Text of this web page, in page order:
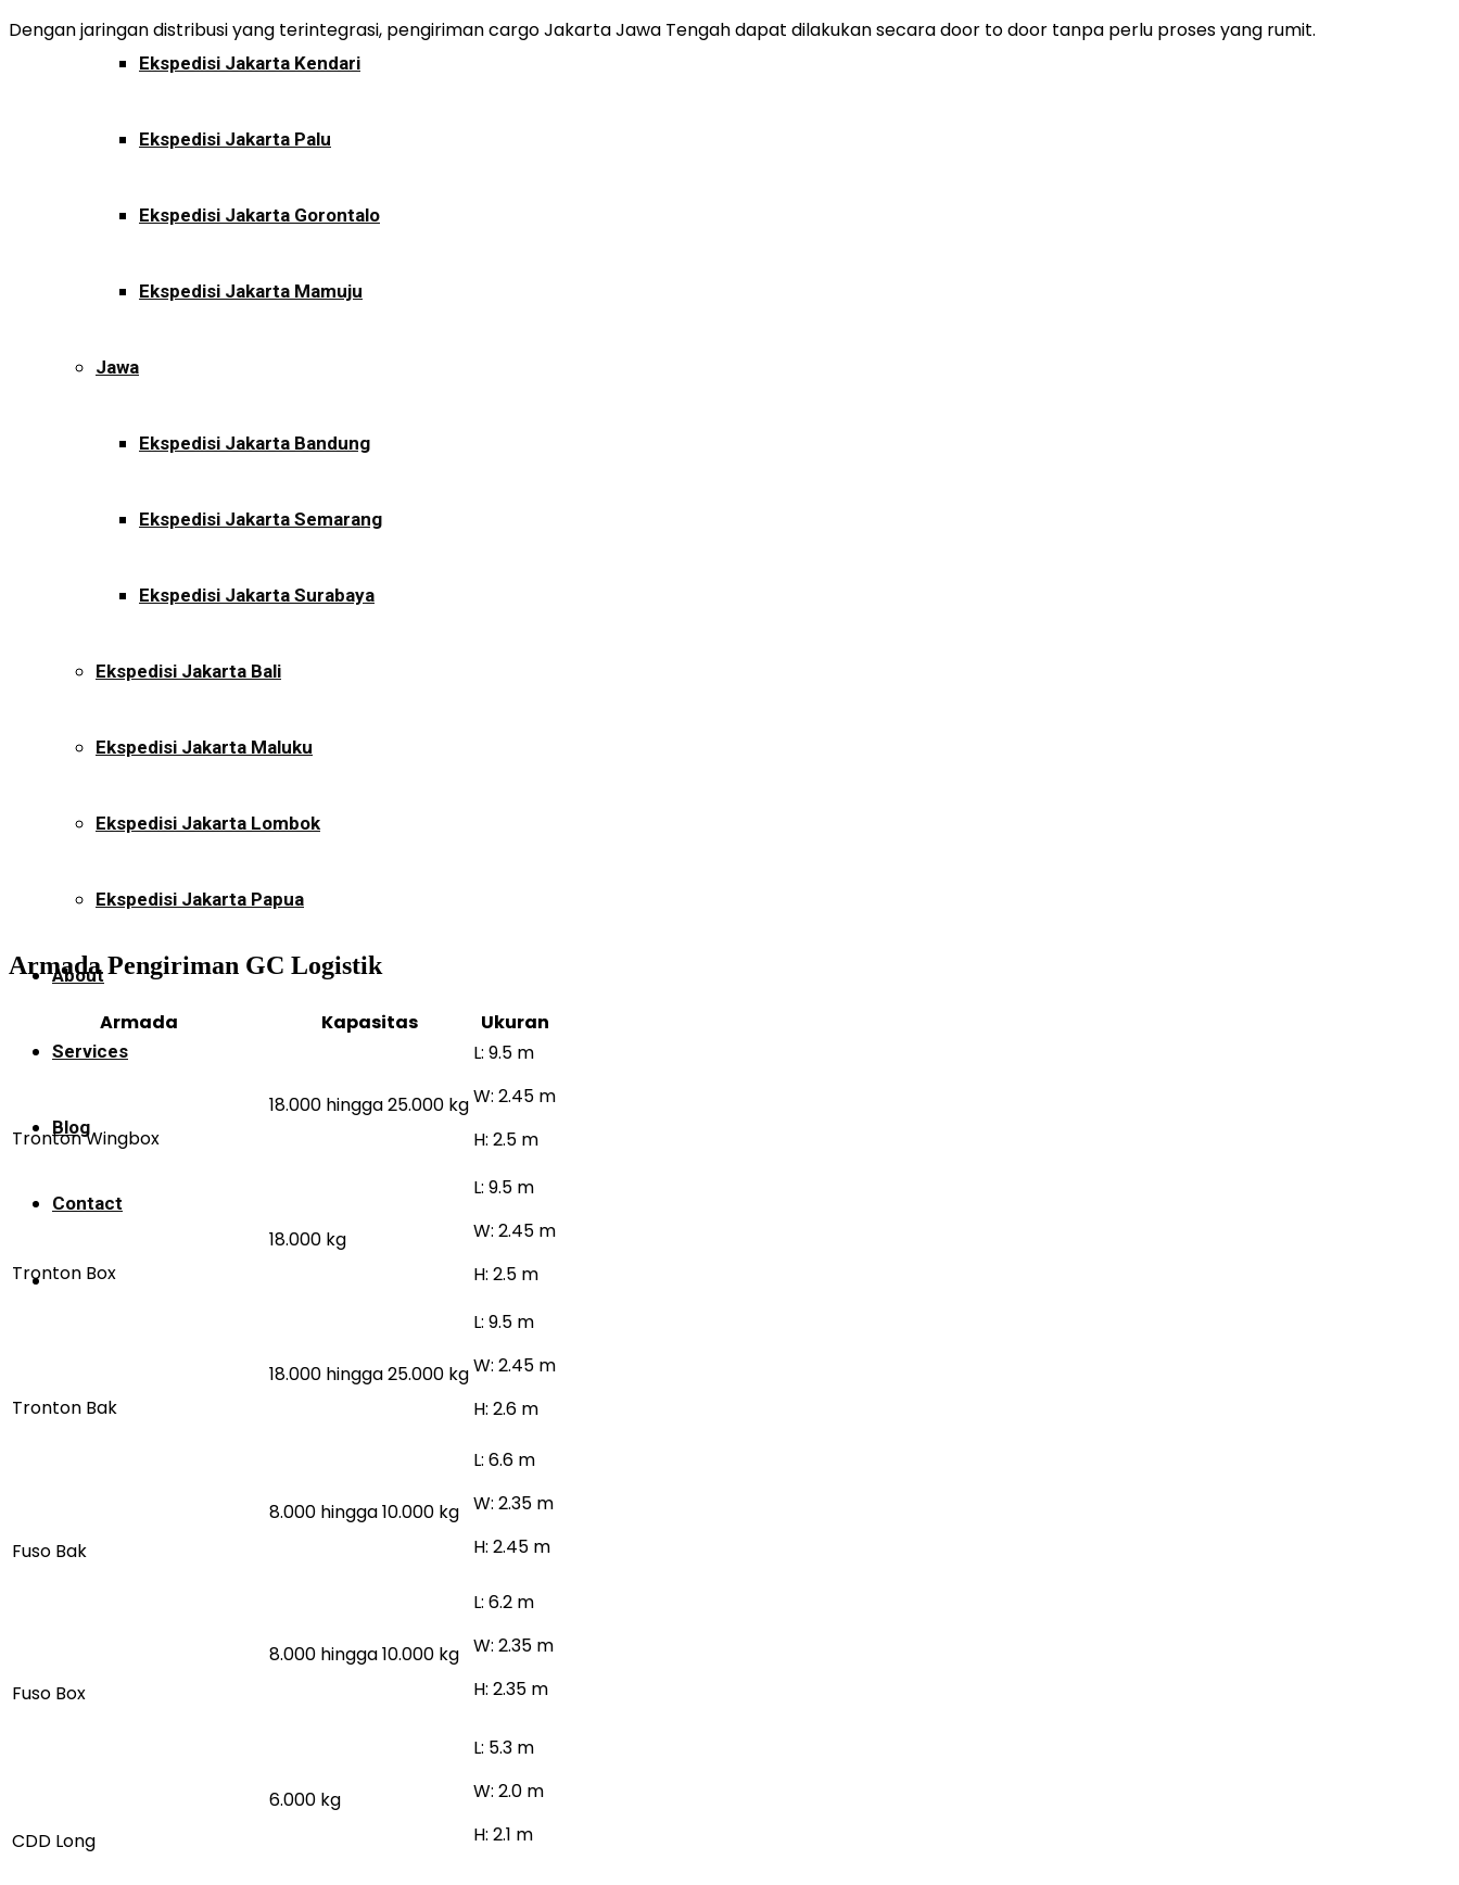
Ekspedisi Jakarta Kendari
Ekspedisi Jakarta Palu
Ekspedisi Jakarta Gorontalo
Ekspedisi Jakarta Mamuju
Jawa
Ekspedisi Jakarta Bandung
Ekspedisi Jakarta Semarang
Ekspedisi Jakarta Surabaya
Ekspedisi Jakarta Bali
Ekspedisi Jakarta Maluku
Ekspedisi Jakarta Lombok
Ekspedisi Jakarta Papua
About
Services
Blog
Contact
Dengan jaringan distribusi yang terintegrasi, pengiriman cargo Jakarta Jawa Tengah dapat dilakukan secara door to door tanpa perlu proses yang rumit.
Armada Pengiriman GC Logistik
Armada Kapasitas Ukuran
Tronton Wingbox
18.000 hingga 25.000 kg
L: 9.5 m
W: 2.45 m
H: 2.5 m
Tronton Box
18.000 kg
L: 9.5 m
W: 2.45 m
H: 2.5 m
Tronton Bak
18.000 hingga 25.000 kg
L: 9.5 m
W: 2.45 m
H: 2.6 m
Fuso Bak
8.000 hingga 10.000 kg
L: 6.6 m
W: 2.35 m
H: 2.45 m
Fuso Box
8.000 hingga 10.000 kg
L: 6.2 m
W: 2.35 m
H: 2.35 m
CDD Long
6.000 kg
L: 5.3 m
W: 2.0 m
H: 2.1 m